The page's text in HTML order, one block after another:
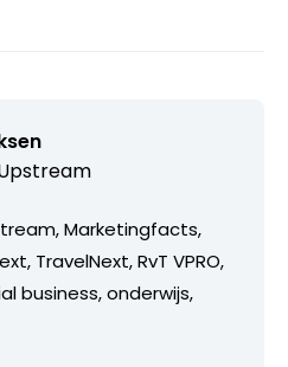
Marketingfacts,
TravelNext, RvT VPRO,
business, onderwijs,